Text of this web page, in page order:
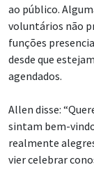
ao público.
voluntários não
funções
desde que
agendados.
Allen disse:
sintam bem-
realmente
vier celebrar